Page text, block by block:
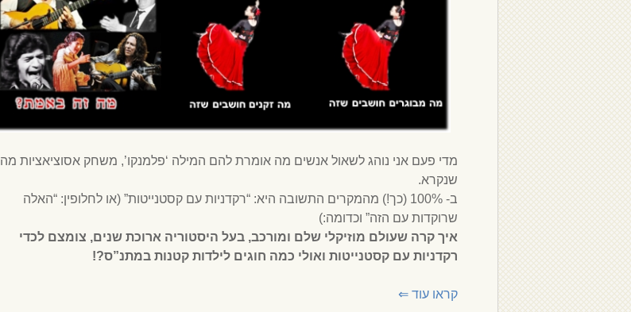
מדי פעם אני נוהג לשאול אנשים מה אומרת להם המילה ‘פלמנקו’, משחק אסוציאציות מה
שנקרא.
ב- 100% (כך!) מהמקרים התשובה היא: “רקדניות עם קסטנייטות” (או לחלופין: “האלה
שרוקדות עם הזה” וכדומה:)
איך קרה שעולם מוזיקלי שלם ומורכב, בעל היסטוריה ארוכת שנים, צומצם לכדי
רקדניות עם קסטנייטות ואולי כמה חוגים לילדות קטנות במתנ”ס?!
קראו עוד ⇐